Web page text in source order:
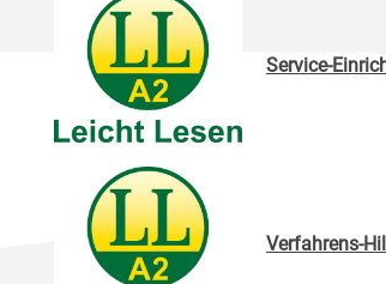
Service-
Verfahrens-